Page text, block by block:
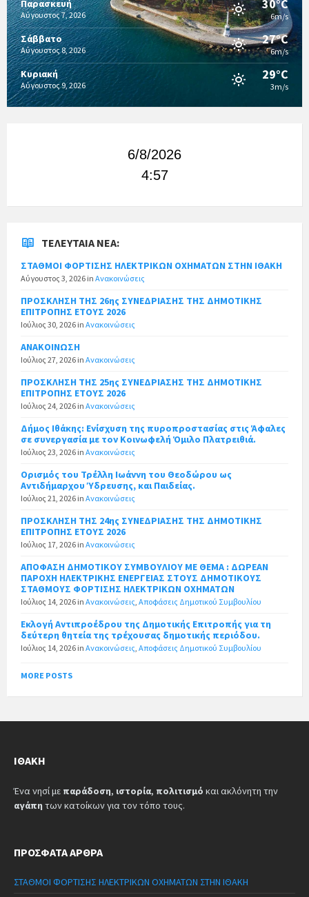
Παρασκευή
Αύγουστος 7, 2026
30°C
6m/s
Σάββατο
Αύγουστος 8, 2026
27°C
6m/s
Κυριακή
Αύγουστος 9, 2026
29°C
3m/s
6/8/2026
4:57
ΤΕΛΕΥΤΑΊΑ ΝΈΑ:
ΣΤΑΘΜΟΙ ΦΟΡΤΙΣΗΣ ΗΛΕΚΤΡΙΚΩΝ ΟΧΗΜΑΤΩΝ ΣΤΗΝ ΙΘΑΚΗ
Αύγουστος 3, 2026 in Ανακοινώσεις
ΠΡΟΣΚΛΗΣΗ ΤΗΣ 26ης ΣΥΝΕΔΡΙΑΣΗΣ ΤΗΣ ΔΗΜΟΤΙΚΗΣ
ΕΠΙΤΡΟΠΗΣ ΕΤΟΥΣ 2026
Ιούλιος 30, 2026 in Ανακοινώσεις
ΑΝΑΚΟΙΝΩΣΗ
Ιούλιος 27, 2026 in Ανακοινώσεις
ΠΡΟΣΚΛΗΣΗ ΤΗΣ 25ης ΣΥΝΕΔΡΙΑΣΗΣ ΤΗΣ ΔΗΜΟΤΙΚΗΣ
ΕΠΙΤΡΟΠΗΣ ΕΤΟΥΣ 2026
Ιούλιος 24, 2026 in Ανακοινώσεις
Δήμος Ιθάκης: Ενίσχυση της πυροπροστασίας στις Άφαλες
σε συνεργασία με τον Κοινωφελή Όμιλο Πλατρειθιά.
Ιούλιος 23, 2026 in Ανακοινώσεις
Ορισμός του Τρέλλη Ιωάννη του Θεοδώρου ως
Αντιδήμαρχου Ύδρευσης, και Παιδείας.
Ιούλιος 21, 2026 in Ανακοινώσεις
ΠΡΟΣΚΛΗΣΗ ΤΗΣ 24ης ΣΥΝΕΔΡΙΑΣΗΣ ΤΗΣ ΔΗΜΟΤΙΚΗΣ
ΕΠΙΤΡΟΠΗΣ ΕΤΟΥΣ 2026
Ιούλιος 17, 2026 in Ανακοινώσεις
ΑΠΟΦΑΣΗ ΔΗΜΟΤΙΚΟΥ ΣΥΜΒΟΥΛΙΟΥ ΜΕ ΘΕΜΑ : ΔΩΡΕΑΝ
ΠΑΡΟΧΗ ΗΛΕΚΤΡΙΚΗΣ ΕΝΕΡΓΕΙΑΣ ΣΤΟΥΣ ΔΗΜΟΤΙΚΟΥΣ
ΣΤΑΘΜΟΥΣ ΦΟΡΤΙΣΗΣ ΗΛΕΚΤΡΙΚΩΝ ΟΧΗΜΑΤΩΝ
Ιούλιος 14, 2026 in Ανακοινώσεις Αποφάσεις Δημοτικού Συμβουλίου
Εκλογή Αντιπροέδρου της Δημοτικής Επιτροπής για τη
δεύτερη θητεία της τρέχουσας δημοτικής περιόδου.
Ιούλιος 14, 2026 in Ανακοινώσεις Αποφάσεις Δημοτικού Συμβουλίου
MORE POSTS
ΙΘΆΚΗ
Ένα νησί με παράδοση, ιστορία, πολιτισμό και ακλόνητη την
αγάπη των κατοίκων για τον τόπο τους.
ΠΡΌΣΦΑΤΑ ΆΡΘΡΑ
ΣΤΑΘΜΟΙ ΦΟΡΤΙΣΗΣ ΗΛΕΚΤΡΙΚΩΝ ΟΧΗΜΑΤΩΝ ΣΤΗΝ ΙΘΑΚΗ